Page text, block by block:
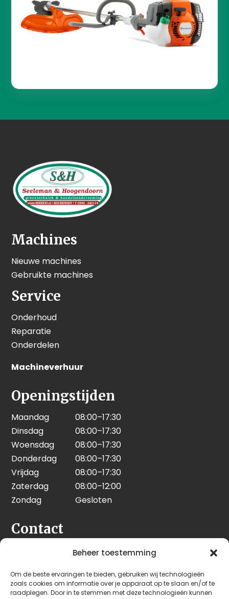
Beheer toestemming
Om de beste ervaringen te bieden, gebruiken wij technologieën
zoals cookies om informatie over je apparaat op te slaan en/of te
raadplegen. Door in te stemmen met deze technologieën kunnen
Machines
Nieuwe machines
Gebruikte machines
Service
Onderhoud
Reparatie
Onderdelen
Machineverhuur
Openingstijden
Maandag
08:00–17:30
Dinsdag
08:00–17:30
Woensdag
08:00–17:30
Donderdag
08:00–17:30
Vrijdag
08:00–17:30
Zaterdag
08:00–12:00
Zondag
Gesloten
Contact
Seeleman & Hoogendoorn
3628 GD Kockengen
Nederland